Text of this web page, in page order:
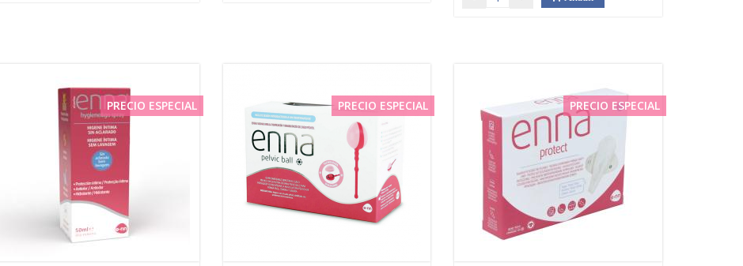
PRECIO ESPECIAL PRECIO ESPECIAL PRECIO ESPECIAL